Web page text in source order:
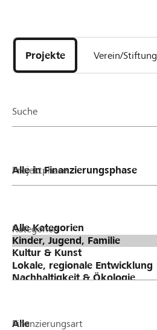
DE FR IT
Projekte
und
Organisationen
Projekte Verein/Stiftung
Suche
Projektphase
Kategorien
Finanzierungsart